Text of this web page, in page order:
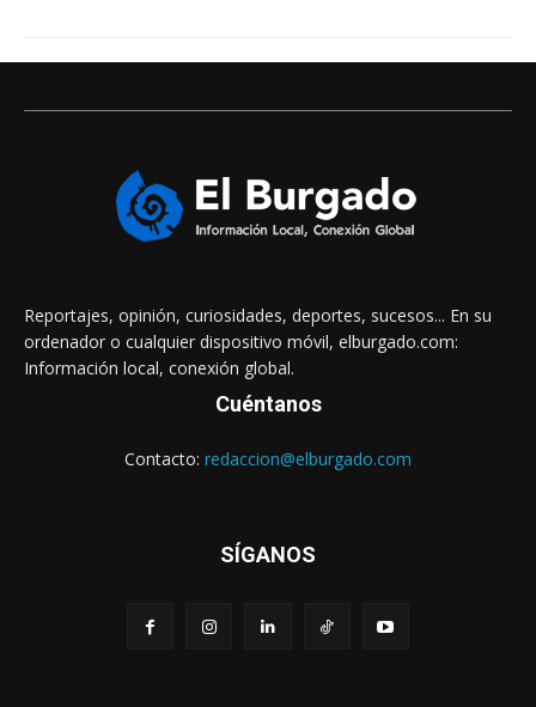
Reportajes, opinión, curiosidades, deportes, sucesos... En su
ordenador o cualquier dispositivo móvil, elburgado.com:
Información local, conexión global.
Cuéntanos
Contacto: redaccion@elburgado.com
SÍGANOS